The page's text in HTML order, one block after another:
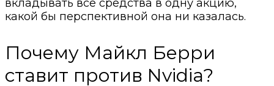
вкладывать все средства в одну акцию,
какой бы перспективной она ни казалась.
Почему Майкл Берри
ставит против Nvidia?